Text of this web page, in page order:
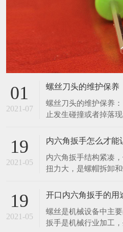
01
2021-07
螺丝刀头的维护保养
螺丝刀头的维护保养
止发生碰撞或者掉落
配套控制器的连接插
点，不应当用力拉扯
头。 螺丝刀工作时摇
使用，防止更深度地
19
2021-05
内六角扳手怎么才能
内六角扳手结构紧凑
扭力大，是螺帽拆卸
精度扭 力值的要求。
距离的乘积，在紧固
件时需要控制施加的
固且不至 于因力矩过
19
2021-05
开口内六角扳手的用
螺丝是机械设备中主
扳手是机械行业加工